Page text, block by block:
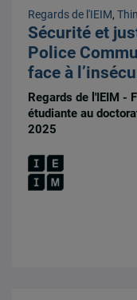
Regards de l'IEIM,
Sécurité et
Police
face à
Regards de l'IEIM -
étudiante au
2025